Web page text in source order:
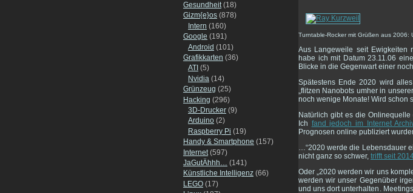
Gesundheit(18)
Gizm{e}os (878)
Intern (160)
Google (191)
Android (101)
Grafikkarten (36)
ATI (5)
Nvidia (14)
Grünzeug (25)
Hacking (296)
3D-Drucker (9)
Arduino (2)
Raspberry Pi (19)
Handy & Smartphone (157)
Internet (597)
JaGutÄhhh… (141)
Künstliche Intelligenz (66)
LEGO (17)
Turntable-Rocker mit Grüßen aus 2006:
Aus Langeweile seit Ewigkeiten
habe ich mit Datum 23.11.06
Blicke in die Gegenwart einer
Spätestens Ende 2020 wird
„flitzen Nanobots umher in
noch wenige Monate! Wird schon
Natürlich gibt es die
Ich fand jedoch im Internet
Prognosen online publiziert
…“2020 werde die Lebensdauer
nicht ganz so schwer, trifft seit
Oder „2020 werden wir uns
werden wir unser Gegenüber
und uns dort unterhalten.